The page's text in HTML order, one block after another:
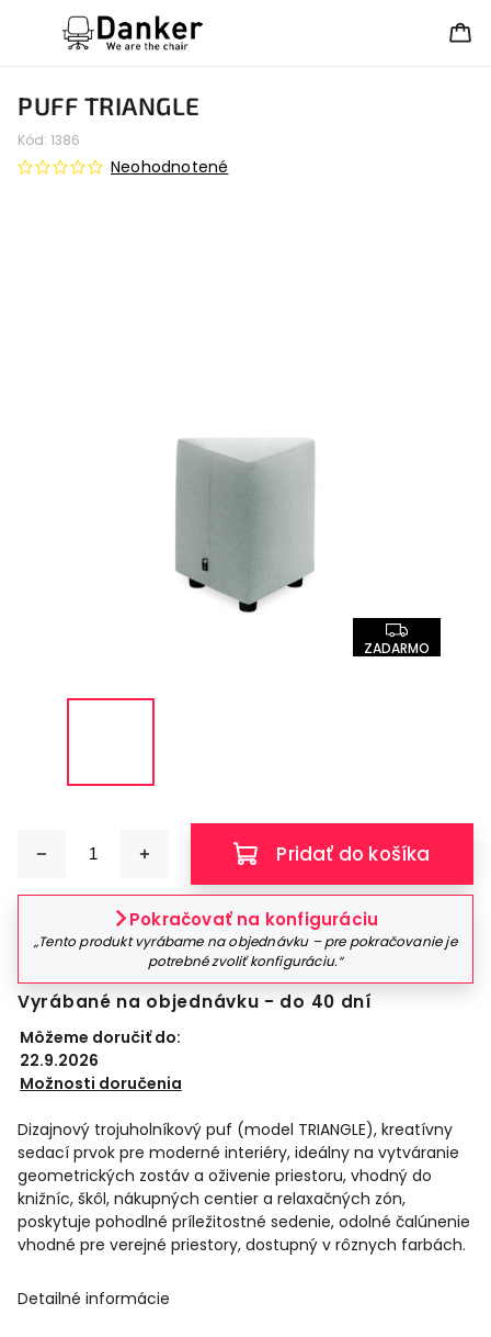
PUFF TRIANGLE
Kód: 1386
Neohodnotené
ZADARMO
Vyrábané na objednávku - do 40 dní
Môžeme doručiť do:
22.9.2026
Možnosti doručenia
Pokračovať na konfiguráciu
„Tento produkt vyrábame na objednávku – pre pokračovanie je
potrebné zvoliť konfiguráciu.“
Pridať do košíka
Dizajnový trojuholníkový puf (model TRIANGLE), kreatívny
sedací prvok pre moderné interiéry, ideálny na vytváranie
geometrických zostáv a oživenie priestoru, vhodný do
knižníc, škôl, nákupných centier a relaxačných zón,
poskytuje pohodlné príležitostné sedenie, odolné čalúnenie
vhodné pre verejné priestory, dostupný v rôznych farbách.
Detailné informácie